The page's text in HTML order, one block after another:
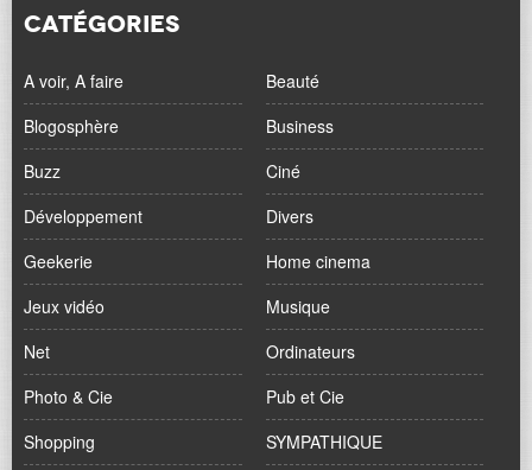
CATÉGORIES
A voir, A faire
Beauté
Blogosphère
Business
Buzz
Ciné
Développement
Divers
Geekerie
Home cinema
Jeux vidéo
Musique
Net
Ordinateurs
Photo & Cie
Pub et Cie
Shopping
SYMPATHIQUE